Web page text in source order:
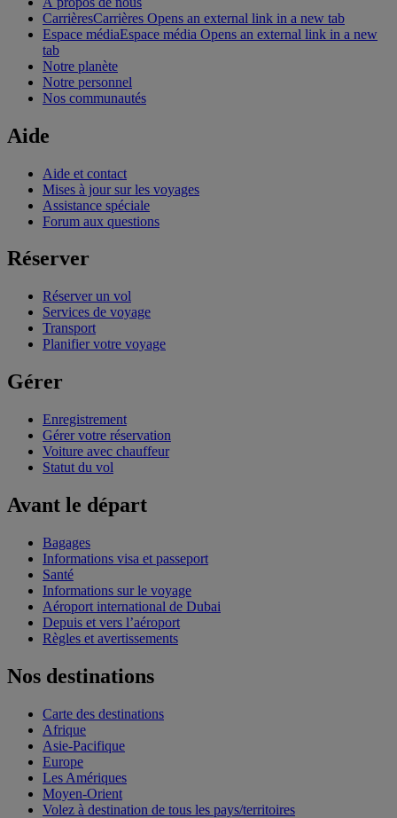
CarrièresCarrières Opens an external link in a new tab
Espace médiaEspace média Opens an external link in a new
tab
Notre planète
Notre personnel
Nos communautés
Aide
Aide et contact
Mises à jour sur les voyages
Assistance spéciale
Forum aux questions
Réserver
Réserver un vol
Services de voyage
Transport
Planifier votre voyage
Gérer
Enregistrement
Gérer votre réservation
Voiture avec chauffeur
Statut du vol
Avant le départ
Bagages
Informations visa et passeport
Santé
Informations sur le voyage
Aéroport international de Dubai
Depuis et vers l’aéroport
Règles et avertissements
Nos destinations
Carte des destinations
Afrique
Asie-Pacifique
Europe
Les Amériques
Moyen-Orient
Volez à destination de tous les pays/territoires